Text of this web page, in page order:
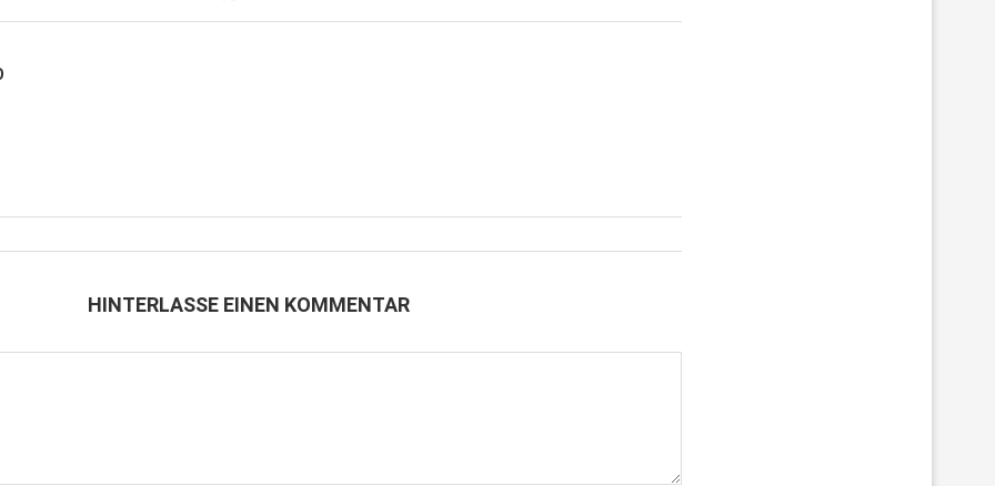
HINTERLASSE EINEN KOMMENTAR